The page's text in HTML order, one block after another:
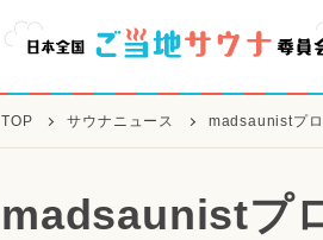
TOP サウナニュース madsaunistプロ
madsaunistプ